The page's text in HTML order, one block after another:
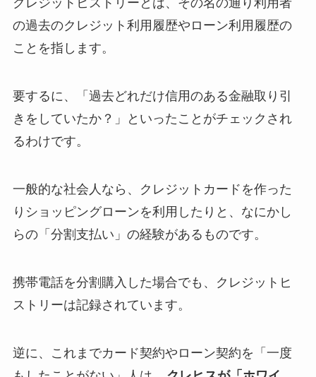
クレジットヒストリーとは、その名の通り利用者
の過去のクレジット利用履歴やローン利用履歴の
ことを指します。
要するに、「過去どれだけ信用のある金融取り引
きをしていたか？」といったことがチェックされ
るわけです。
一般的な社会人なら、クレジットカードを作った
りショッピングローンを利用したりと、なにかし
らの「分割支払い」の経験があるものです。
携帯電話を分割購入した場合でも、クレジットヒ
ストリーは記録されています。
逆に、これまでカード契約やローン契約を「一度